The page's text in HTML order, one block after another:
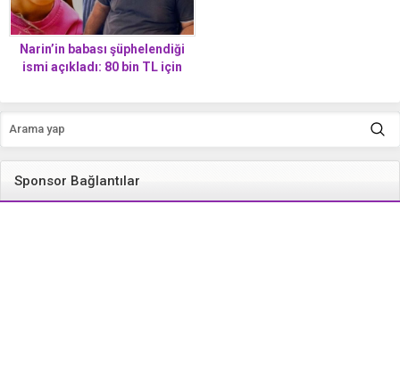
Narin’in babası şüphelendiği
ismi açıkladı: 80 bin TL için
Sponsor Bağlantılar